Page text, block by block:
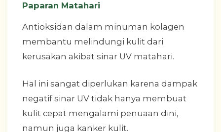
Paparan Matahari
Antioksidan dalam minuman kolagen
membantu melindungi kulit dari
kerusakan akibat sinar UV matahari.
Hal ini sangat diperlukan karena dampak
negatif sinar UV tidak hanya membuat
kulit cepat mengalami penuaan dini,
namun juga kanker kulit.